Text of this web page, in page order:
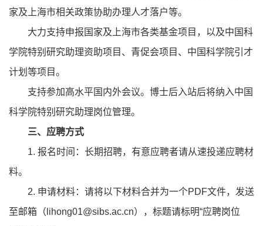
家及上海市相关政策协助办理人才落户等。
大力支持申报国家及上海市各类基金项目，以及中国科
学院特别研究助理资助项目、青促会项目、中国科学院引才
计划等项目。
支持参加高水平国内外会议。博士后入站后将纳入中国
科学院特别研究助理岗位管理。
三、应聘方式
1. 报名时间：长期招聘，有意应聘者请从速投递应聘材
料。
2. 申请材料：请将以下材料合并为一个PDF文件，发送
至邮箱（lihong01@sibs.ac.cn），标题请标明“应聘岗位